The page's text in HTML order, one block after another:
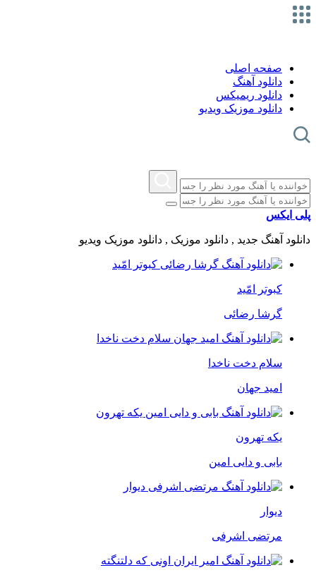
صفحه اصلی
دانلود آهنگ
دانلود ریمیکس
دانلود موزیک ویدیو
پلی ایکس
دانلود آهنگ جدید , دانلود موزیک , دانلود موزیک ویدیو
کبوتر امّید
گرشا رضائی
سلام دخت ناخدا
امید جهان
یکه تهرون
بابی و دایی امین
دیوار
مرتضی اشرفی